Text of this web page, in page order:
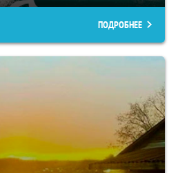
ПОДРОБНЕЕ